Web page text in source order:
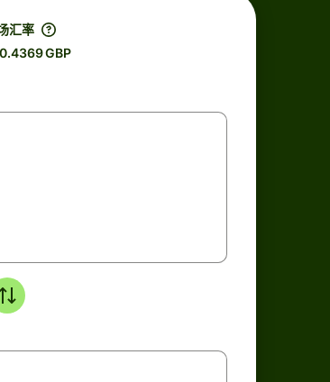
汇率
GBP